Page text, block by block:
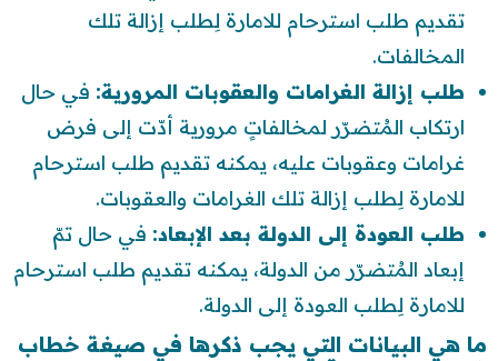
تقديم طلب استرحام للامارة لِطلب إزالة تلك
المخالفات.
طلب إزالة الغرامات والعقوبات المرورية: في حال
ارتكاب المُتضرّر لمخالفاتٍ مرورية أدّت إلى فرض
غرامات وعقوبات عليه، يمكنه تقديم طلب استرحام
للامارة لِطلب إزالة تلك الغرامات والعقوبات.
طلب العودة إلى الدولة بعد الإبعاد: في حال تمّ
إبعاد المُتضرّر من الدولة، يمكنه تقديم طلب استرحام
للامارة لِطلب العودة إلى الدولة.
ما هي البيانات التي يجب ذكرها في صيغة خطاب